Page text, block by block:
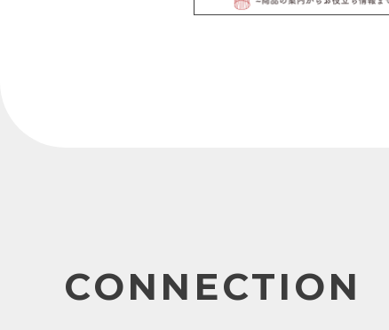
CONNECTION